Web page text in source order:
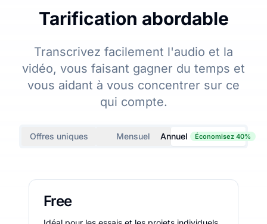
Tarification abordable
Transcrivez facilement l'audio et la
vidéo, vous faisant gagner du temps et
vous aidant à vous concentrer sur ce
qui compte.
Offres uniques Mensuel Annuel Économisez 40%
Free